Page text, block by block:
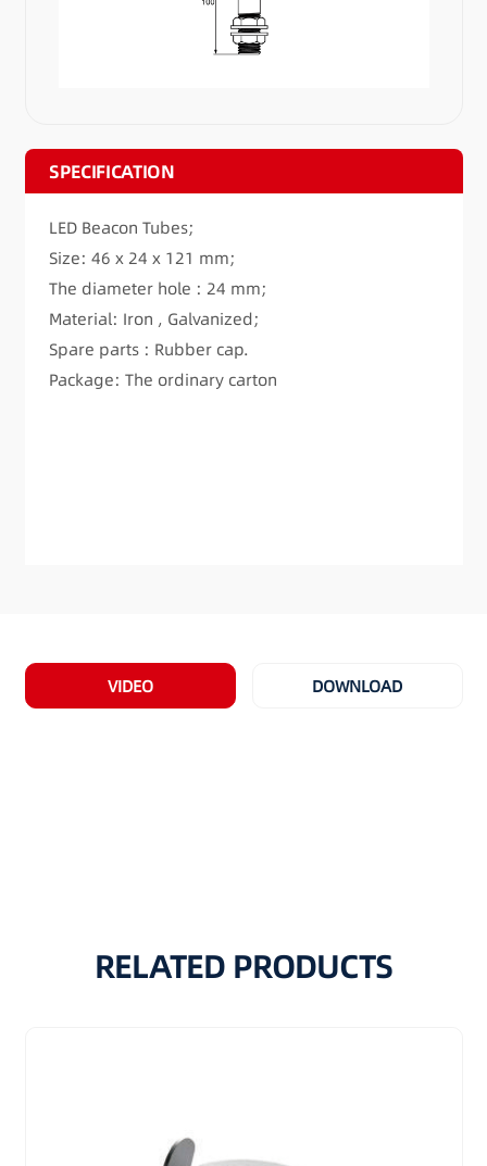
SPECIFICATION
LED Beacon Tubes;
Size: 46 x 24 x 121 mm;
The diameter hole : 24 mm;
Material: Iron , Galvanized;
Spare parts : Rubber cap.
Package: The ordinary carton
VIDEO DOWNLOAD
RELATED PRODUCTS